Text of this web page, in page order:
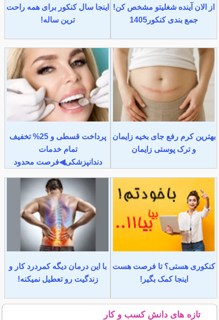
از الان آینده شغلیتو مشخص کن!
جمع بندی کنکور1405
اینجا سال کنکور برای همه راحت
ترین ساله!
بهترین کرم رفع جای بخیه زایمان
و ترک پوستی زایمان
پرداخت قسطی و 25% تخفیف
تمام خدمات
دندانپزشکی◀فرصت محدود
کنکوری هستی؟ تا فرصت هست
اینجا کمک بگیر!
با این درمان دیگه کمردرد کار و
زندگیت رو تعطیل نمیکنه!
تازه های دانش کسب و کار